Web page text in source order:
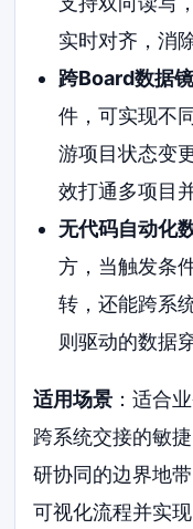
实时对齐，消
跨Board数据
件，可实现不
游项目状态变
效打通多项目
无代码自动化
方，当触发条
转，还能跨系
则驱动的数据
适用场景 ：适合
跨系统交接的敏
研协同的边界地
可视化流程并实